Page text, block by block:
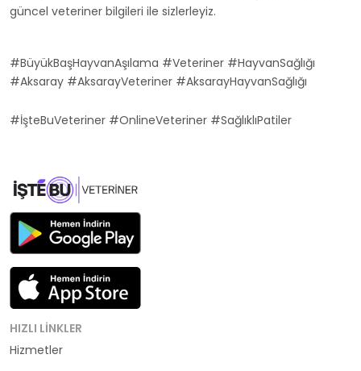
güncel veteriner bilgileri ile sizlerleyiz.
#BüyükBaşHayvanAşılama #Veteriner #HayvanSağlığı
#Aksaray #AksarayVeteriner #AksarayHayvanSağlığı
#İşteBuVeteriner #OnlineVeteriner #SağlıklıPatiler
HIZLI LINKLER
Hizmetler